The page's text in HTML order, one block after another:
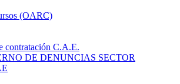
(OARC)
contratación C.A.E.
DE DENUNCIAS SECTOR